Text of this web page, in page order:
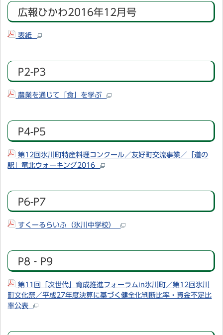
広報ひかわ2016年12月号
表紙
P2-P3
農業を通じて「食」を学ぶ
P4-P5
第12回氷川町特産料理コンクール／友好町交流事業／「道の
駅」竜北ウォーキング2016
P6-P7
すくーるらいふ（氷川中学校）
P8‐P9
第11回「次世代」育成推進フォーラムin氷川町／第12回氷川
町文化祭／平成27年度決算に基づく健全化判断比率・資金不足比
率公表